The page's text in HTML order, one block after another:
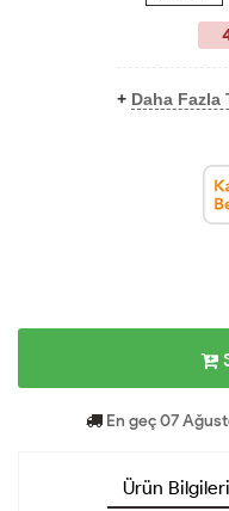
+ Daha Fazla
En geç 07
Ürün Bilgileri